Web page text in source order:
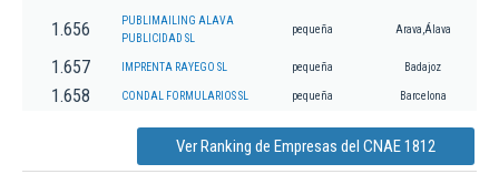
1.656
PUBLIMAILING ALAVA
PUBLICIDAD SL
pequeña Arava,Álava
1.657 IMPRENTA RAYEGO SL pequeña Badajoz
1.658 CONDAL FORMULARIOS SL pequeña Barcelona
Ver Ranking de Empresas del CNAE 1812